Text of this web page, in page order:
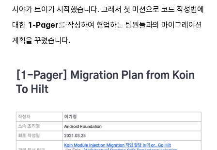
시야가 트이기 시작했습니다. 그래서 첫 미션으로 코드 작성법에
대한 1-Pager를 작성하여 협업하는 팀원들과의 마이그레이션
계획을 꾸렸습니다.